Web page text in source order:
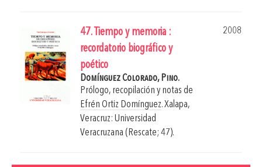
47. Tiempo y memoria :
recordatorio biográfico y
poético
2008
Domínguez Colorado, Pino.
Prólogo, recopilación y notas de
Efrén Ortiz Domínguez.Xalapa,
Veracruz: Universidad
Veracruzana (Rescate; 47).